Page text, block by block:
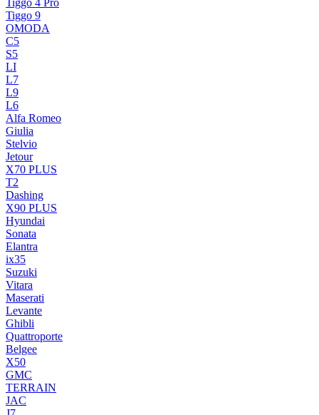
Tiggo 4 Pro
Tiggo 9
OMODA
C5
S5
LI
L7
L9
L6
Alfa Romeo
Giulia
Stelvio
Jetour
X70 PLUS
T2
Dashing
X90 PLUS
Hyundai
Sonata
Elantra
ix35
Suzuki
Vitara
Maserati
Levante
Ghibli
Quattroporte
Belgee
X50
GMC
TERRAIN
JAC